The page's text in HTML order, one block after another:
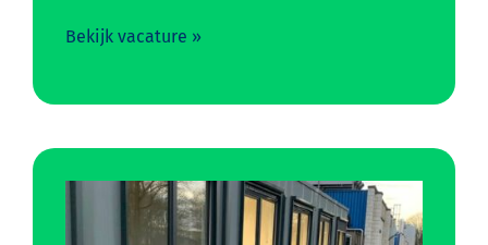
Bekijk vacature »